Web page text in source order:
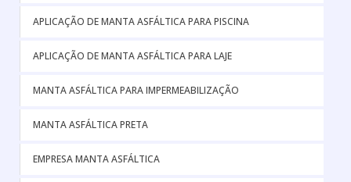
APLICAÇÃO DE MANTA ASFÁLTICA PARA PISCINA
APLICAÇÃO DE MANTA ASFÁLTICA PARA LAJE
MANTA ASFÁLTICA PARA IMPERMEABILIZAÇÃO
MANTA ASFÁLTICA PRETA
EMPRESA MANTA ASFÁLTICA